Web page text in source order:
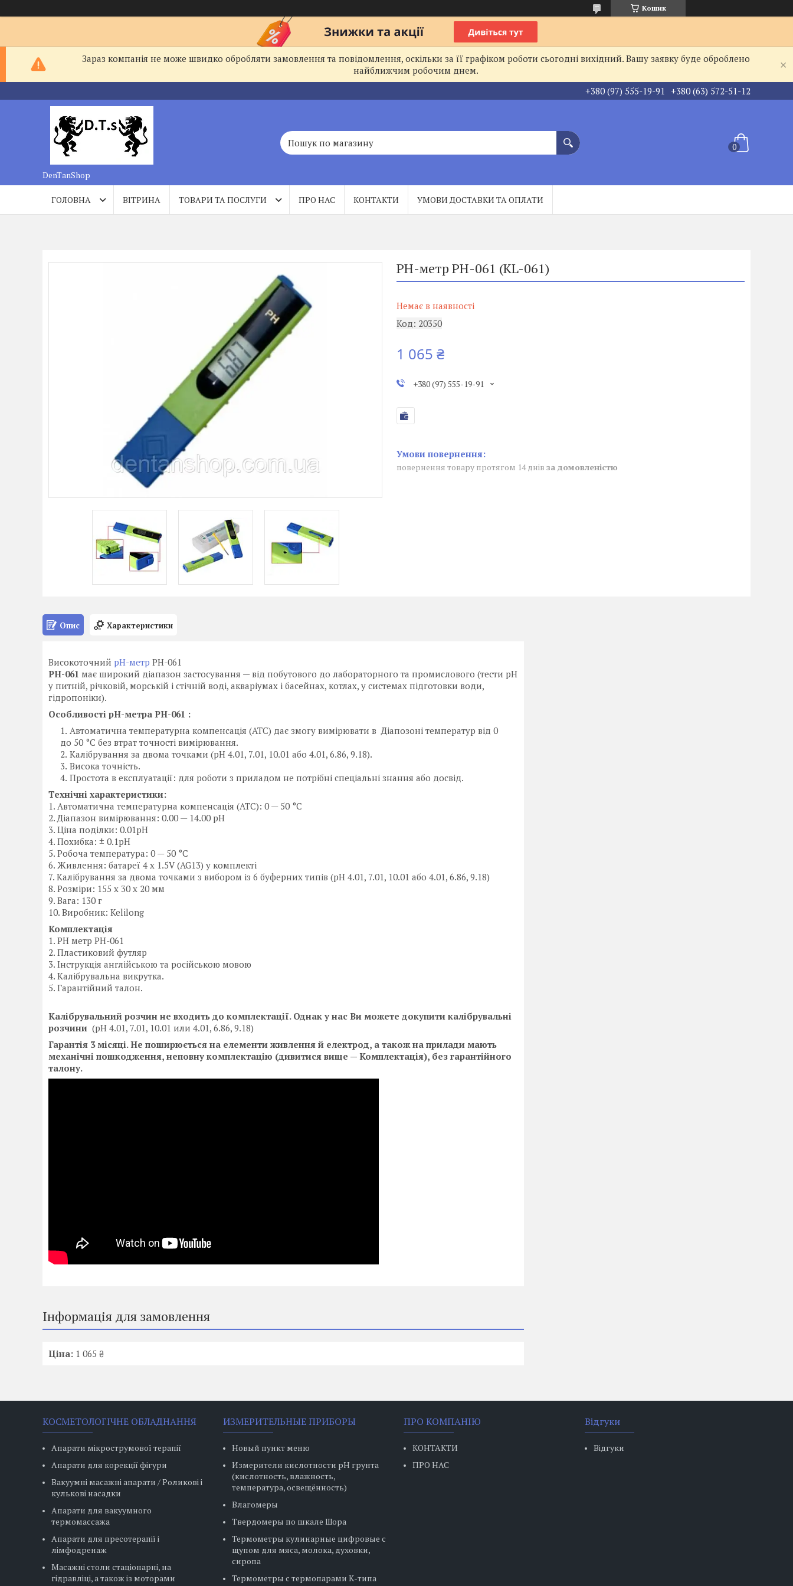
Кошик
Зараз компанія не може швидко обробляти замовлення та повідомлення, оскільки за її графіком роботи сьогодні вихідний. Вашу заявку буде оброблено
найближчим робочим днем.
+380 (97) 555-19-91 +380 (63) 572-51-12
DenTanShop
ГОЛОВНА ВІТРИНА ТОВАРИ ТА ПОСЛУГИ ПРО НАС КОНТАКТИ УМОВИ ДОСТАВКИ ТА ОПЛАТИ
PH-метр PH-061 (KL-061)
Немає в наявності
Код: 20350
1 065 ₴
+380 (97) 555-19-91
повернення товару протягом 14 днів за домовленістю
Опис Характеристики
Високоточний pH-метр PH-061
PH-061 має широкий діапазон застосування — від побутового до лабораторного та промислового (тести pH
у питній, річковій, морській і стічній воді, акваріумах і басейнах, котлах, у системах підготовки води,
гідропоніки).
Особливості pH-метра PH-061 :
Автоматична температурна компенсація (АТС) дає змогу вимірювати в Діапозоні температур від 0
до 50 °C без втрат точності вимірювання.
Калібрування за двома точками (pH 4.01, 7.01, 10.01 або 4.01, 6.86, 9.18).
Висока точність.
Простота в експлуатації: для роботи з приладом не потрібні спеціальні знання або досвід.
Технічні характеристики:
1. Автоматична температурна компенсація (АТС): 0 — 50 °C
2. Діапазон вимірювання: 0.00 — 14.00 pH
3. Ціна поділки: 0.01pH
4. Похибка: ± 0.1pH
5. Робоча температура: 0 — 50 °C
6. Живлення: батареї 4 x 1.5V (AG13) у комплекті
7. Калібрування за двома точками з вибором із 6 буферних типів (pH 4.01, 7.01, 10.01 або 4.01, 6.86, 9.18)
8. Розміри: 155 x 30 x 20 мм
9. Вага: 130 г
10. Виробник: Kelilong
Комплектація
1. РН метр РН-061
2. Пластиковий футляр
3. Інструкція англійською та російською мовою
4. Калібрувальна викрутка.
5. Гарантійний талон.
Калібрувальний розчин не входить до комплектації. Однак у нас Ви можете докупити калібрувальні
розчини (pH 4.01, 7.01, 10.01 или 4.01, 6.86, 9.18)
Гарантія 3 місяці.Не поширюється на елементи живлення й електрод, а також на прилади мають
механічні пошкодження, неповну комплектацію (дивитися вище — Комплектація), без гарантійного
талону.
Інформація для замовлення
Ціна: 1 065 ₴
КОСМЕТОЛОГІЧНЕ ОБЛАДНАННЯ
Апарати мікрострумової терапії
Апарати для корекції фігури
Вакуумні масажні апарати / Роликові і
кулькові насадки
Апарати для вакуумного
термомассажа
Апарати для пресотерапії і
лімфодренаж
Масажні столи стаціонарні, на
гідравліці, а також із моторами
ИЗМЕРИТЕЛЬНЫЕ ПРИБОРЫ
Новый пункт меню
Измерители кислотности pH грунта
(кислотность, влажность,
температура, освещённость)
Влагомеры
Твердомеры по шкале Шора
Термометры кулинарные цифровые с
щупом для мяса, молока, духовки,
сиропа
Термометры с термопарами К-типа
ПРО КОМПАНІЮ
КОНТАКТИ
ПРО НАС
Відгуки
Відгуки